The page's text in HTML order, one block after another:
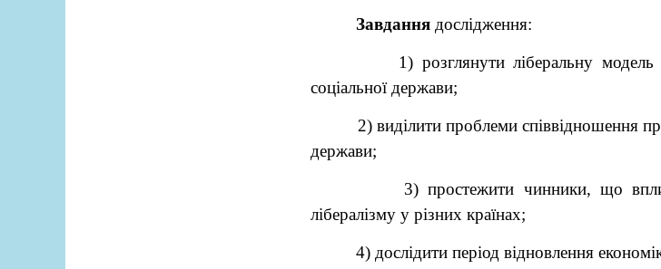
Завдання дослідження:
1) розглянути ліберальну
соціальної держави;
2) виділити проблеми співвідношення
держави;
3) простежити чинники, що
лібералізму у різних країнах;
4) дослідити період відновлення